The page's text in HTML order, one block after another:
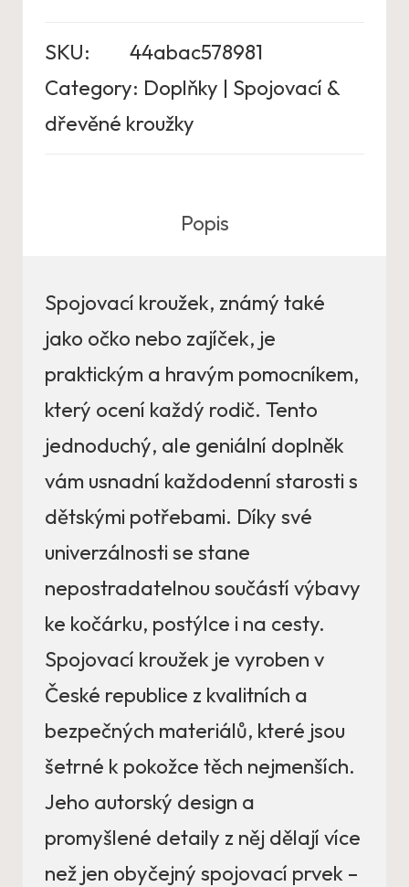
SKU:
44abac578981
Category: Doplňky | Spojovací &
dřevěné kroužky
Popis
Spojovací kroužek, známý také
jako očko nebo zajíček, je
praktickým a hravým pomocníkem,
který ocení každý rodič. Tento
jednoduchý, ale geniální doplněk
vám usnadní každodenní starosti s
dětskými potřebami. Díky své
univerzálnosti se stane
nepostradatelnou součástí výbavy
ke kočárku, postýlce i na cesty.
Spojovací kroužek je vyroben v
České republice z kvalitních a
bezpečných materiálů, které jsou
šetrné k pokožce těch nejmenších.
Jeho autorský design a
promyšlené detaily z něj dělají více
než jen obyčejný spojovací prvek –